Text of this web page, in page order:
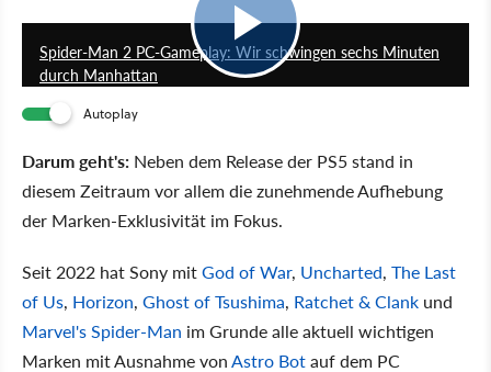
Spider-Man 2 PC-Gameplay: Wir schwingen sechs Minuten
durch Manhattan
Autoplay
Darum geht's: Neben dem Release der PS5 stand in
diesem Zeitraum vor allem die zunehmende Aufhebung
der Marken-Exklusivität im Fokus.
Seit 2022 hat Sony mitGod of War, Uncharted, The Last
of Us, Horizon, Ghost of Tsushima, Ratchet & Clank und
Marvel's Spider-Man im Grunde alle aktuell wichtigen
Marken mit Ausnahme vonAstro Botauf dem PC